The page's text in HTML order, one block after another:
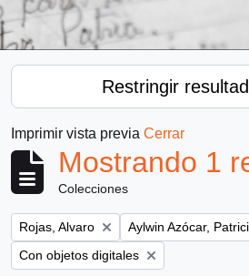
Restringir
Imprimir vista previa Cerrar
Mostrando 1
Colecciones
Remove filter:
Rojas, Alvaro Remove filter:
Aylwin Azócar,
Remove filter:
Con objetos digitales